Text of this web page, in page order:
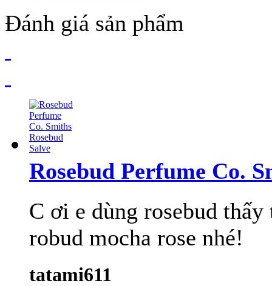
Đánh giá sản phẩm
Rosebud Perfume Co.
C ơi e dùng rosebud
robud mocha rose nhé!
tatami611